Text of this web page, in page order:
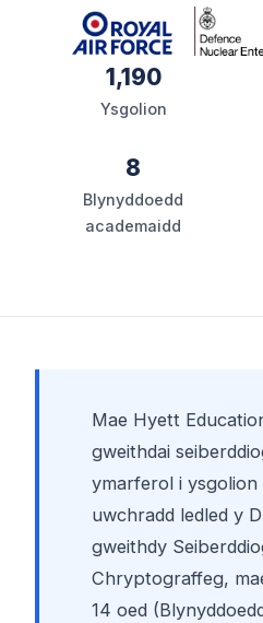
1,190
Ysgolion
8
Blynyddoedd
academaidd
Mae Hyett
gweithdai
ymarferol i ysgolion
uwchradd ledled y
gweithdy
Chryptograffeg,
14 oed